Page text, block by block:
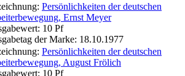
Persönlichkeiten der deutschen
Ernst Meyer
10 Pf
der Marke: 18.10.1977
Persönlichkeiten der deutschen
August Frölich
10 Pf